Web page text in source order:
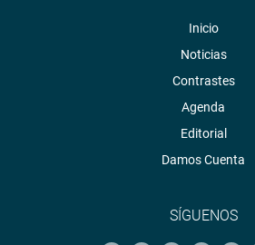
Inicio
Noticias
Contrastes
Agenda
Editorial
Damos Cuenta
SÍGUENOS